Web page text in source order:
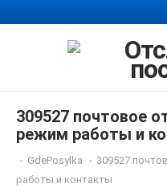
309527 почтовое
режим работы и
- GdePosylka - 309527
работы и контакты